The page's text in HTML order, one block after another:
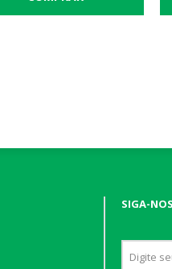
SIGA-NOS